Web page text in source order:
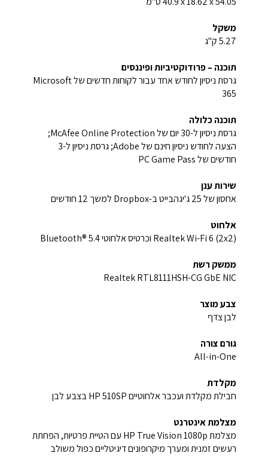
משקל
5.27 ק"ג
תוכנה – פרודוקטיביות ופיננסים
גרסת ניסיון לחודש אחד עבור לקוחות חדשים של Microsoft
365
תוכנה כלולה
גרסת ניסיון ל-30 יום של McAfee Online Protection‏;
הצעה לחודש ניסיון חינם של Adobe; גרסת ניסיון ל-3
חודשים של PC Game Pass
שירות ענן
אחסון של ‎25 ג'יגהבייט ב-Dropbox למשך 12 חודשים
אלחוט
Realtek Wi-Fi 6 (2x2) וכרטיס אלחוטי Bluetooth® 5.4
ממשק רשת
Realtek RTL8111HSH-CG GbE NIC
צבע מוצר
לבן צדף
גורם צורה
All-in-One
מקלדת
חבילת מקלדת ועכבר אלחוטיים HP 510SP‎ בצבע לבן
מצלמת אינטרנט
מצלמת HP True Vision 1080p עם הטיית פרטיות, הפחתת
רעשים זמנית ומערך מיקרופונים דיגיטליים כפול משולב